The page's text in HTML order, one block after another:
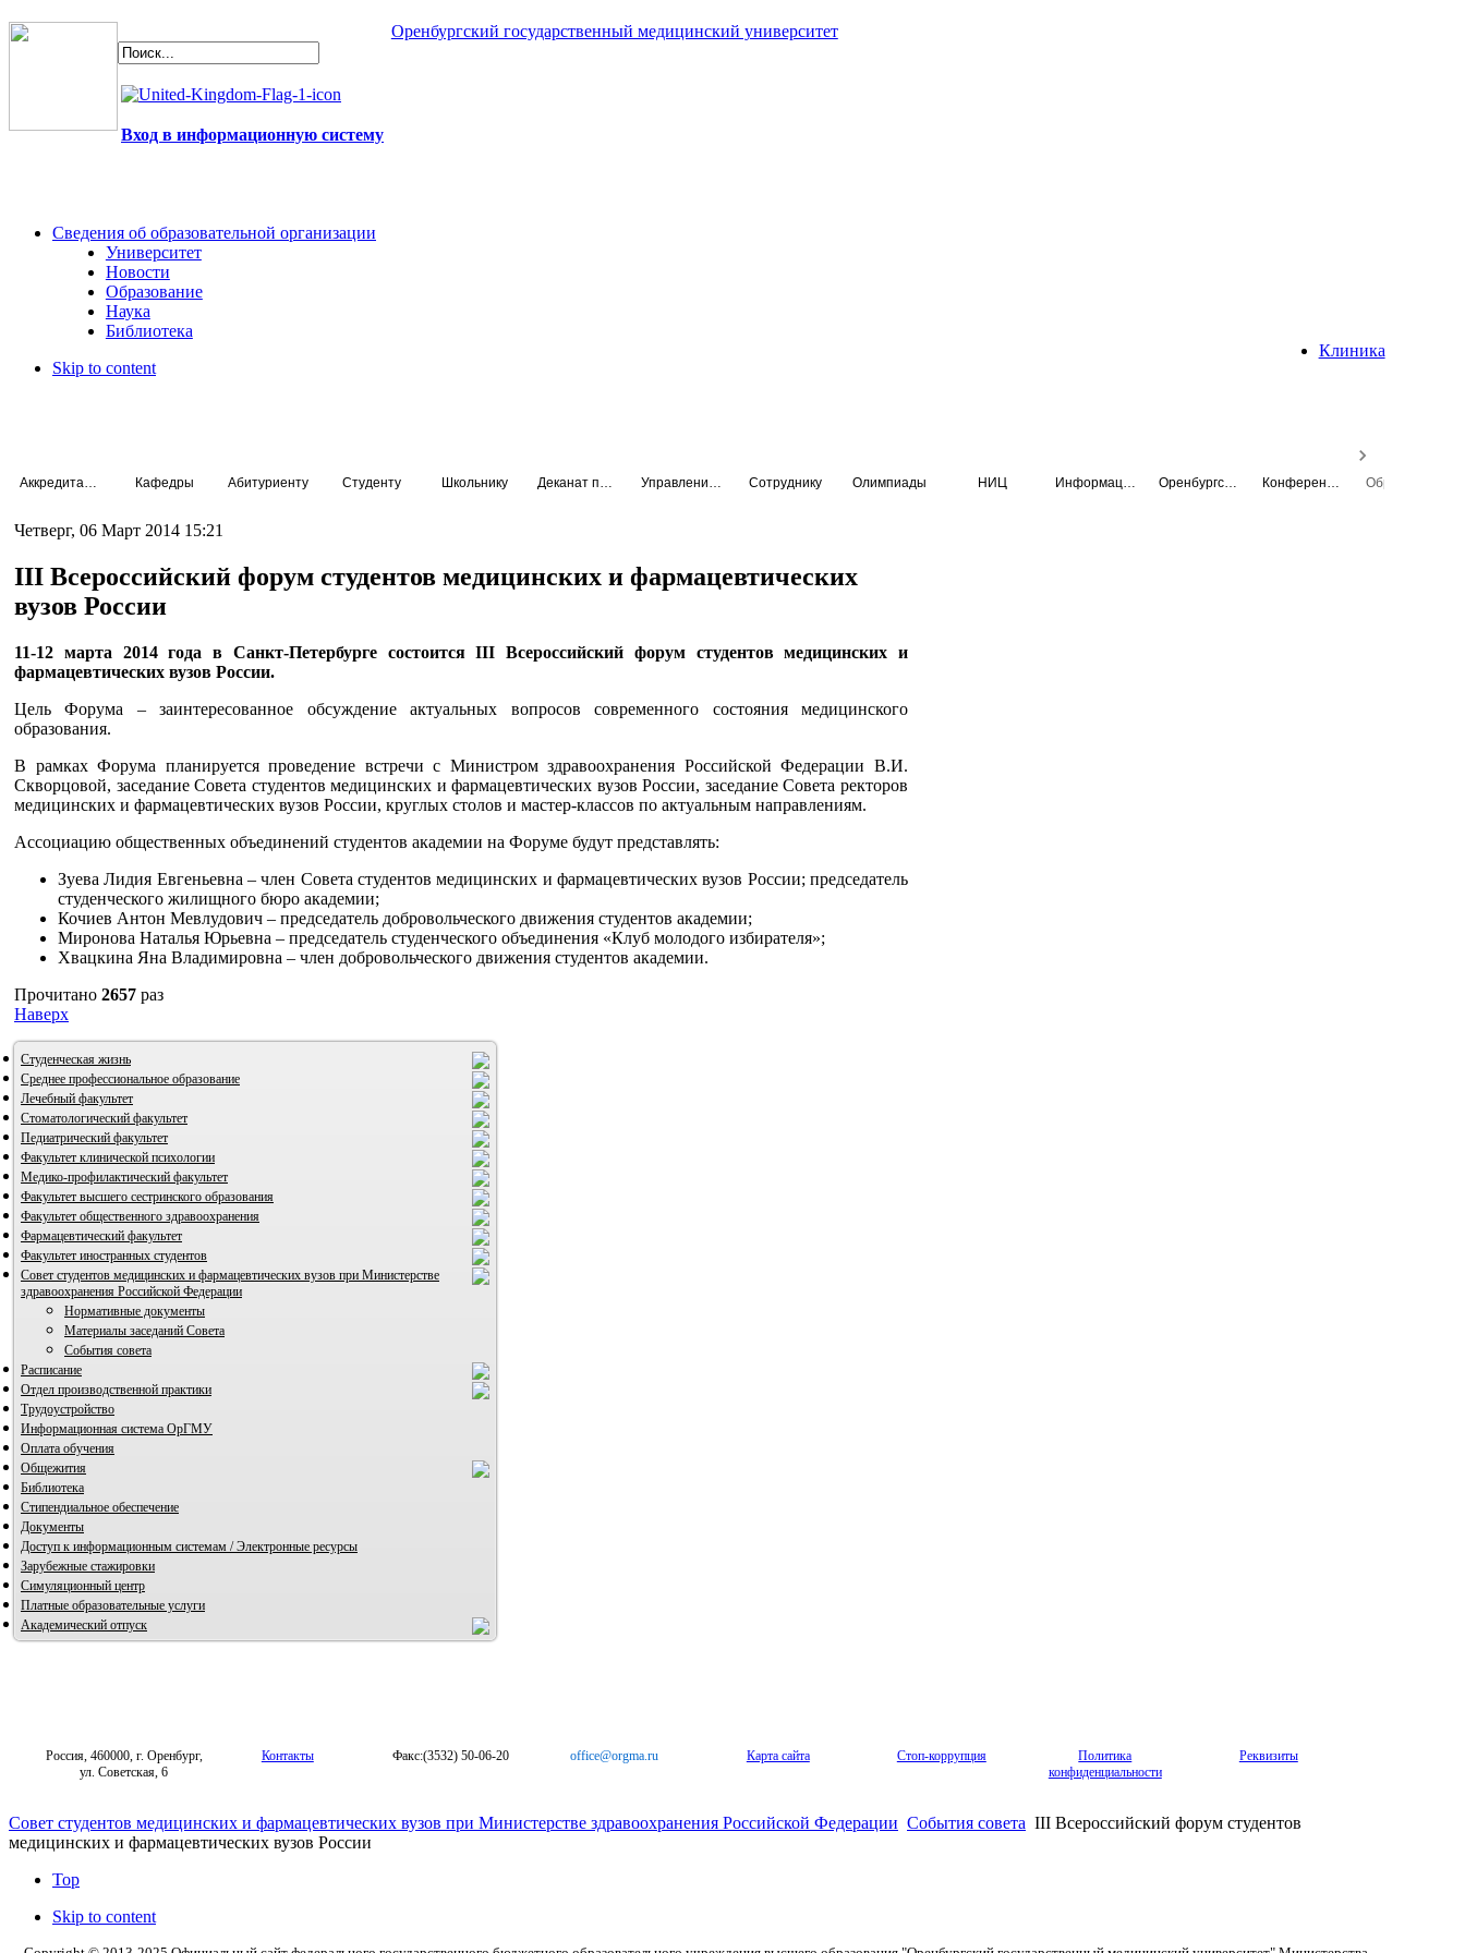
Оренбургский государственный медицинский университет
Вход в информационную систему
Сведения об образовательной организации
Университет
Новости
Образование
Наука
Библиотека
Клиника
Skip to content
Кафедры Абитуриенту Студенту Школьнику Сотруднику Олимпиады НИЦ
Четверг, 06 Март 2014 15:21
III Всероссийский форум студентов медицинских и фармацевтических
вузов России
11-12 марта 2014 года в Санкт-Петербурге состоится III Всероссийский форум студентов медицинских и
фармацевтических вузов России.
Цель Форума – заинтересованное обсуждение актуальных вопросов современного состояния медицинского
образования.
В рамках Форума планируется проведение встречи с Министром здравоохранения Российской Федерации В.И.
Скворцовой, заседание Совета студентов медицинских и фармацевтических вузов России, заседание Совета ректоров
медицинских и фармацевтических вузов России, круглых столов и мастер-классов по актуальным направлениям.
Ассоциацию общественных объединений студентов академии на Форуме будут представлять:
Зуева Лидия Евгеньевна – член Совета студентов медицинских и фармацевтических вузов России; председатель
студенческого жилищного бюро академии;
Кочиев Антон Мевлудович – председатель добровольческого движения студентов академии;
Миронова Наталья Юрьевна – председатель студенческого объединения «Клуб молодого избирателя»;
Хвацкина Яна Владимировна – член добровольческого движения студентов академии.
Прочитано 2657 раз
Наверх
Студенческая жизнь
ВИА "Полигон"
Среднее профессиональное образование
Лечебный факультет
Стоматологический факультет
Педиатрический факультет
Факультет клинической психологии
Медико-профилактический факультет
Факультет высшего сестринского образования
Факультет общественного здравоохранения
Фармацевтический факультет
Факультет иностранных студентов
Совет студентов медицинских и фармацевтических вузов при Министерстве
здравоохранения Российской Федерации
Нормативные документы
Материалы заседаний Совета
События совета
Расписание
Отдел производственной практики
Трудоустройство
Информационная система ОрГМУ
Оплата обучения
Общежития
Библиотека
Стипендиальное обеспечение
Документы
Доступ к информационным системам / Электронные ресурсы
Зарубежные стажировки
Симуляционный центр
Платные образовательные услуги
Академический отпуск
Россия, 460000, г. Оренбург,
ул. Советская, 6
Контакты Факс:(3532) 50-06-20 office@orgma.ru Карта сайта Стоп-коррупция
Политика
конфиденциальности
Реквизиты
Совет студентов медицинских и фармацевтических вузов при Министерстве здравоохранения Российской Федерации События совета III Всероссийский форум студентов
медицинских и фармацевтических вузов России
Top
Skip to content